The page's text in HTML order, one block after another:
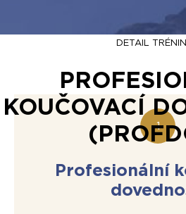
DETAIL
KOUČOVACÍ
Profesionální